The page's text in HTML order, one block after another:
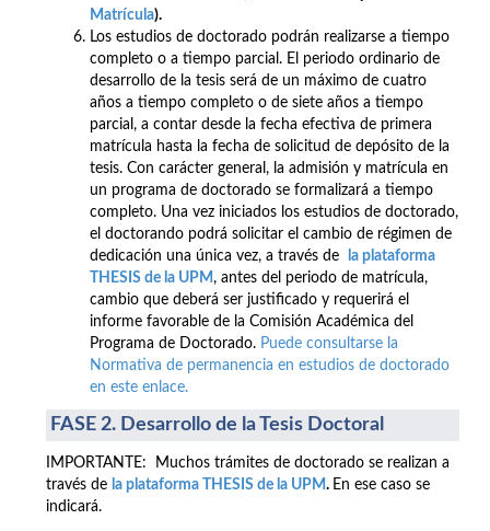
Matrícula).
Los estudios de doctorado podrán realizarse a tiempo
completo o a tiempo parcial. El periodo ordinario de
desarrollo de la tesis será de un máximo de cuatro
años a tiempo completo o de siete años a tiempo
parcial, a contar desde la fecha efectiva de primera
matrícula hasta la fecha de solicitud de depósito de la
tesis. Con carácter general, la admisión y matrícula en
un programa de doctorado se formalizará a tiempo
completo. Una vez iniciados los estudios de doctorado,
el doctorando podrá solicitar el cambio de régimen de
dedicación una única vez, a través de
la plataforma
THESIS de la UPM, antes del periodo de matrícula,
cambio que deberá ser justificado y requerirá el
informe favorable de la Comisión Académica del
Programa de Doctorado. Puede consultarse la
Normativa de permanencia en estudios de doctorado
en este enlace.
FASE 2. Desarrollo de la Tesis Doctoral
IMPORTANTE: Muchos trámites de doctorado se realizan a
través de la plataforma THESIS de la UPM. En ese caso se
indicará.